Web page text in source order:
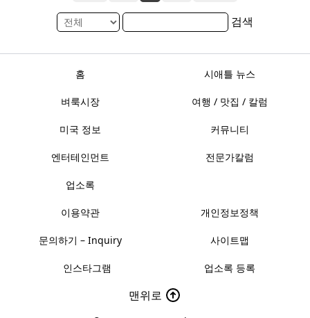
검색
홈 시애틀 뉴스
벼룩시장 여행 / 맛집 / 칼럼
미국 정보 커뮤니티
엔터테인먼트 전문가칼럼
업소록
이용약관 개인정보정책
문의하기 – Inquiry 사이트맵
인스타그램 업소록 등록
맨위로